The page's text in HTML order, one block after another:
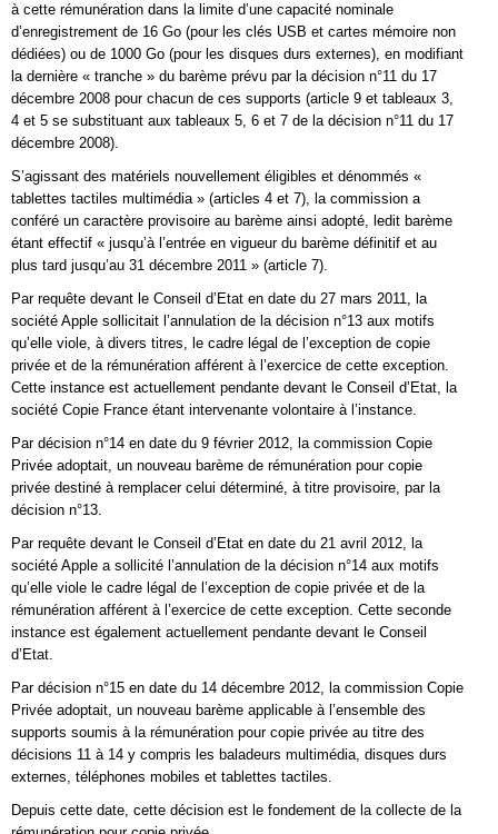
à cette rémunération dans la limite d’une capacité nominale
d’enregistrement de 16 Go (pour les clés USB et cartes mémoire non
dédiées) ou de 1000 Go (pour les disques durs externes), en modifiant
la dernière « tranche » du barème prévu par la décision n°11 du 17
décembre 2008 pour chacun de ces supports (article 9 et tableaux 3,
4 et 5 se substituant aux tableaux 5, 6 et 7 de la décision n°11 du 17
décembre 2008).
S’agissant des matériels nouvellement éligibles et dénommés «
tablettes tactiles multimédia » (articles 4 et 7), la commission a
conféré un caractère provisoire au barème ainsi adopté, ledit barème
étant effectif « jusqu’à l’entrée en vigueur du barème définitif et au
plus tard jusqu’au 31 décembre 2011 » (article 7).
Par requête devant le Conseil d’Etat en date du 27 mars 2011, la
société Apple sollicitait l’annulation de la décision n°13 aux motifs
qu’elle viole, à divers titres, le cadre légal de l’exception de copie
privée et de la rémunération afférent à l’exercice de cette exception.
Cette instance est actuellement pendante devant le Conseil d’Etat, la
société Copie France étant intervenante volontaire à l’instance.
Par décision n°14 en date du 9 février 2012, la commission Copie
Privée adoptait, un nouveau barème de rémunération pour copie
privée destiné à remplacer celui déterminé, à titre provisoire, par la
décision n°13.
Par requête devant le Conseil d’Etat en date du 21 avril 2012, la
société Apple a sollicité l’annulation de la décision n°14 aux motifs
qu’elle viole le cadre légal de l’exception de copie privée et de la
rémunération afférent à l’exercice de cette exception. Cette seconde
instance est également actuellement pendante devant le Conseil
d’Etat.
Par décision n°15 en date du 14 décembre 2012, la commission Copie
Privée adoptait, un nouveau barème applicable à l’ensemble des
supports soumis à la rémunération pour copie privée au titre des
décisions 11 à 14 y compris les baladeurs multimédia, disques durs
externes, téléphones mobiles et tablettes tactiles.
Depuis cette date, cette décision est le fondement de la collecte de la